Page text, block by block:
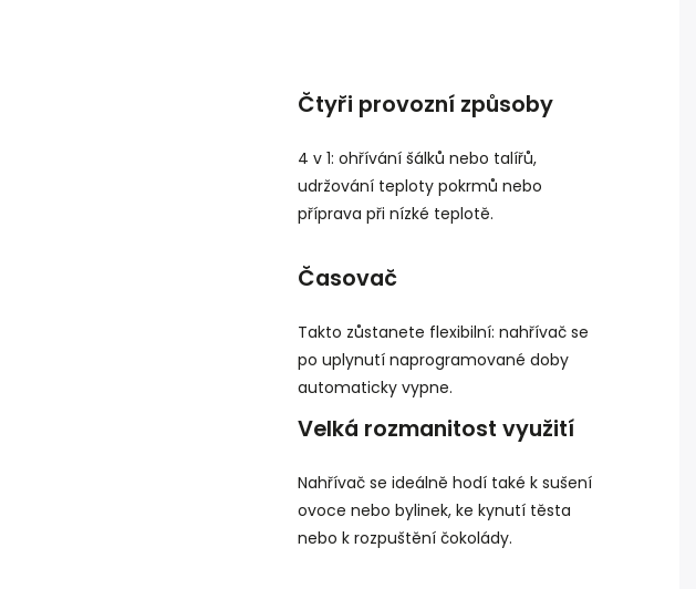
Čtyři provozní způsoby
4 v 1: ohřívání šálků nebo talířů,
udržování teploty pokrmů nebo
příprava při nízké teplotě.
Časovač
Takto zůstanete flexibilní: nahřívač se
po uplynutí naprogramované doby
automaticky vypne.
Velká rozmanitost využití
Nahřívač se ideálně hodí také k sušení
ovoce nebo bylinek, ke kynutí těsta
nebo k rozpuštění čokolády.